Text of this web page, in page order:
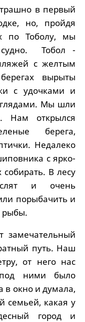
в первый
но, пройдя
по Тоболу, мы
судно. Тобол -
с желтым
вырыты
с удочками и
Мы шли
Нам открылся
берега,
Недалеко
с ярко-
В лесу
и очень
порыбачить и
рыбы.
замечательный
путь. Наш
от него нас
ними было
в окно и думала,
семьей, какая у
город и